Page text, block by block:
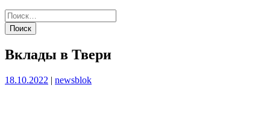
Вклады в Твери
Опубликовано
18.10.2022 | Опубликовано
newsblok